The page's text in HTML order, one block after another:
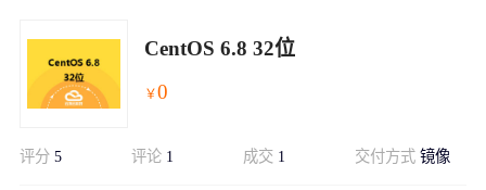
CentOS 6.8 32位
￥0
评分 5 评论 1 成交 1 交付方式镜像